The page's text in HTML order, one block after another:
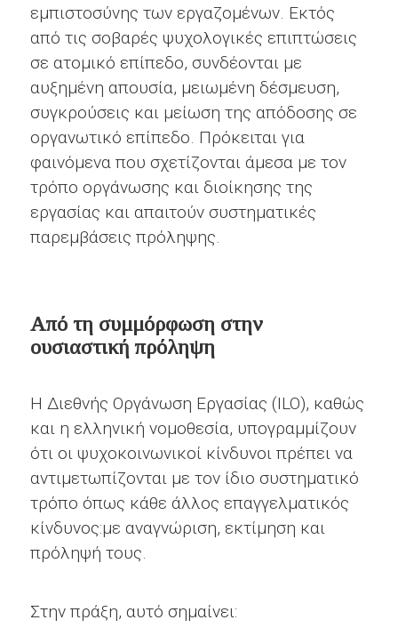
εμπιστοσύνης των εργαζομένων. Εκτός
από τις σοβαρές ψυχολογικές επιπτώσεις
σε ατομικό επίπεδο, συνδέονται με
αυξημένη απουσία, μειωμένη δέσμευση,
συγκρούσεις και μείωση της απόδοσης σε
οργανωτικό επίπεδο. Πρόκειται για
φαινόμενα που σχετίζονται άμεσα με τον
τρόπο οργάνωσης και διοίκησης της
εργασίας και απαιτούν συστηματικές
παρεμβάσεις πρόληψης.
Από τη συμμόρφωση στην
ουσιαστική πρόληψη
Η Διεθνής Οργάνωση Εργασίας (ILO), καθώς
και η ελληνική νομοθεσία, υπογραμμίζουν
ότι οι ψυχοκοινωνικοί κίνδυνοι πρέπει να
αντιμετωπίζονται με τον ίδιο συστηματικό
τρόπο όπως κάθε άλλος επαγγελματικός
κίνδυνος:με αναγνώριση, εκτίμηση και
πρόληψή τους.
Στην πράξη, αυτό σημαίνει: